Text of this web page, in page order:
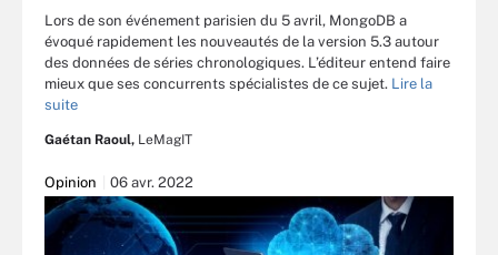
Lors de son événement parisien du 5 avril, MongoDB a
évoqué rapidement les nouveautés de la version 5.3 autour
des données de séries chronologiques. L’éditeur entend faire
mieux que ses concurrents spécialistes de ce sujet. Lire la
suite
Gaétan Raoul, LeMagIT
Opinion 06 avr. 2022